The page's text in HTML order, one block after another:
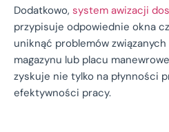
Dodatkowo, system awizacji
przypisuje odpowiednie okna
uniknąć problemów
magazynu lub placu
zyskuje nie tylko na płynności
efektywności pracy.